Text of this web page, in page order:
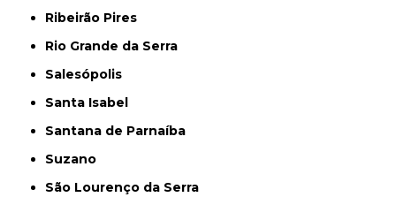
Ribeirão Pires
Rio Grande da Serra
Salesópolis
Santa Isabel
Santana de Parnaíba
Suzano
São Lourenço da Serra